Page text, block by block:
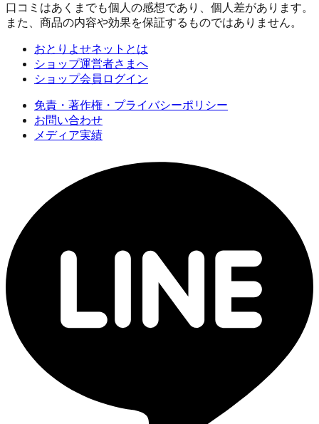
口コミはあくまでも個人の感想であり、個人差があります。
また、商品の内容や効果を保証するものではありません。
おとりよせネットとは
ショップ運営者さまへ
ショップ会員ログイン
免責・著作権・プライバシーポリシー
お問い合わせ
メディア実績